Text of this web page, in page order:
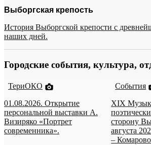
Выборгская крепость
История Выборгской крепости с
наших дней.
Городские события, культура,
ТериОКО
01.08.2026. Открытие
персональной выставки А.
Визиряко «Портрет
современника».
События
XIX
сторону
августа
–